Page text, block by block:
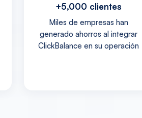
+5,000 clientes
Miles de empresas han
generado ahorros al integrar
ClickBalance en su operación